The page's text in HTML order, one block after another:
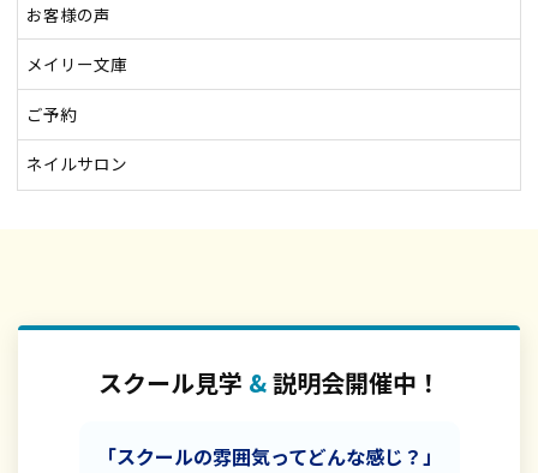
お客様の声
メイリー文庫
ご予約
ネイルサロン
スクール見学 &説明会開催中！
「スクールの雰囲気ってどんな感じ？」